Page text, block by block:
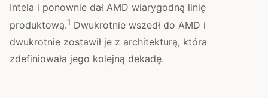
Intela i ponownie dał AMD wiarygodną linię
produktową.1 Dwukrotnie wszedł do AMD i
dwukrotnie zostawił je z architekturą, która
zdefiniowała jego kolejną dekadę.